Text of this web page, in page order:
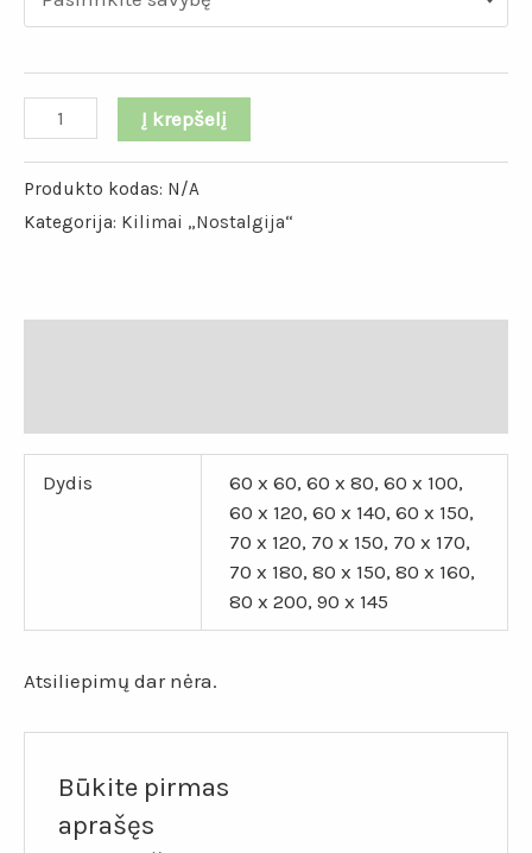
Į krepšelį
Produkto kodas: N/A
Kategorija: Kilimai „Nostalgija“
Dydis
60 x 60, 60 x 80, 60 x 100,
60 x 120, 60 x 140, 60 x 150,
70 x 120, 70 x 150, 70 x 170,
70 x 180, 80 x 150, 80 x 160,
80 x 200, 90 x 145
Atsiliepimų dar nėra.
Būkite pirmas
aprašęs